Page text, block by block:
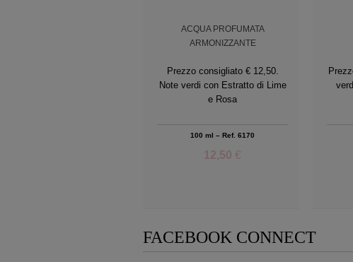
ACQUA PROFUMATA
ARMONIZZANTE
Prezzo consigliato € 12,50.
Note verdi con Estratto di Lime
e Rosa
100 ml – Ref. 6170
12,50 €
FACEBOOK CONNECT